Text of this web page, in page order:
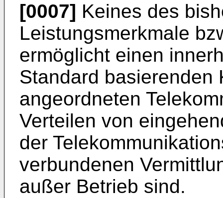
[0007] Keines des
Leistungsmerkmale
ermöglicht einen
Standard basierenden
angeordneten
Verteilen von
der
verbundenen
außer Betrieb sind.